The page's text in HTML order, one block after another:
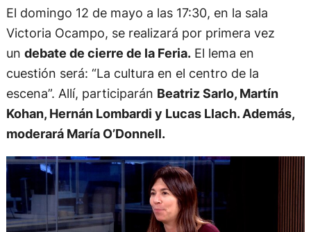
El domingo 12 de mayo a las 17:30, en la sala
Victoria Ocampo, se realizará por primera vez
un debate de cierre de la Feria.El lema en
cuestión será: “La cultura en el centro de la
escena”. Allí, participarán Beatriz Sarlo, Martín
Kohan, Hernán Lombardi y Lucas Llach. Además,
moderará María O’Donnell.